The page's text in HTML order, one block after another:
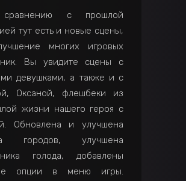
с прошлой
тут есть и новые сцены,
многих игровых
Вы увидите сцены с
девушками, а также и с
Оксаной, флешбеки из
жизни нашего героя с
Обновлена и улучшена
городов, улучшена
голода, добавлены
опции в меню игры.